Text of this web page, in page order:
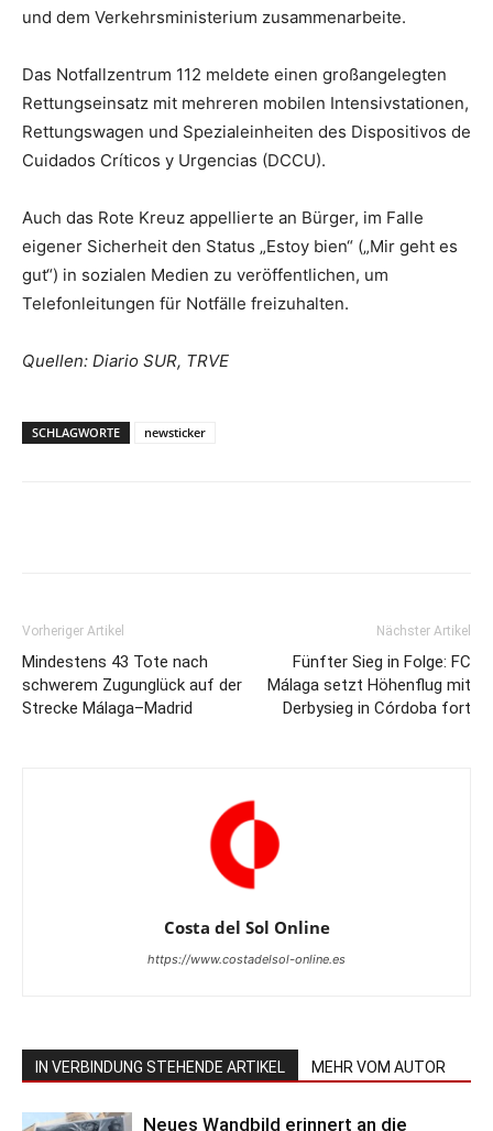
und dem Verkehrsministerium zusammenarbeite.
Das Notfallzentrum 112 meldete einen großangelegten
Rettungseinsatz mit mehreren mobilen Intensivstationen,
Rettungswagen und Spezialeinheiten des Dispositivos de
Cuidados Críticos y Urgencias (DCCU).
Auch das Rote Kreuz appellierte an Bürger, im Falle
eigener Sicherheit den Status „Estoy bien“ („Mir geht es
gut“) in sozialen Medien zu veröffentlichen, um
Telefonleitungen für Notfälle freizuhalten.
Quellen: Diario SUR, TRVE
SCHLAGWORTE newsticker
Vorheriger Artikel
Mindestens 43 Tote nach
schwerem Zugunglück auf der
Strecke Málaga–Madrid
Nächster Artikel
Fünfter Sieg in Folge: FC
Málaga setzt Höhenflug mit
Derbysieg in Córdoba fort
Costa del Sol Online
https://www.costadelsol-online.es
IN VERBINDUNG STEHENDE ARTIKEL MEHR VOM AUTOR
Neues Wandbild erinnert an die